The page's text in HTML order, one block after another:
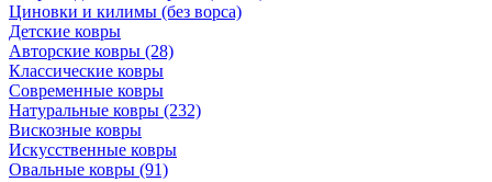
Циновки и килимы (без ворса)
Детские ковры
Авторские ковры (28)
Классические ковры
Современные ковры
Натуральные ковры (232)
Вискозные ковры
Искусственные ковры
Овальные ковры (91)